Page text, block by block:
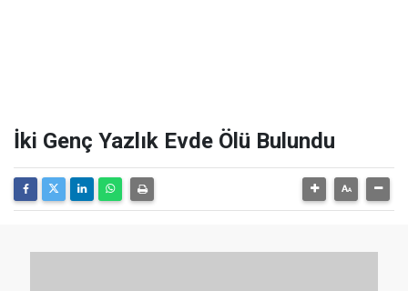
İki Genç Yazlık Evde Ölü Bulundu